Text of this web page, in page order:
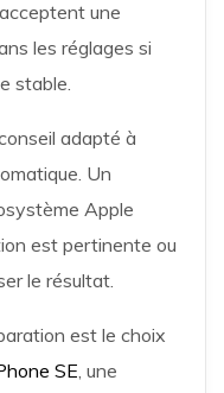
une
les réglages si
stable.
adapté à
Un
Apple
est pertinente ou
le résultat.
est le choix
SE, une